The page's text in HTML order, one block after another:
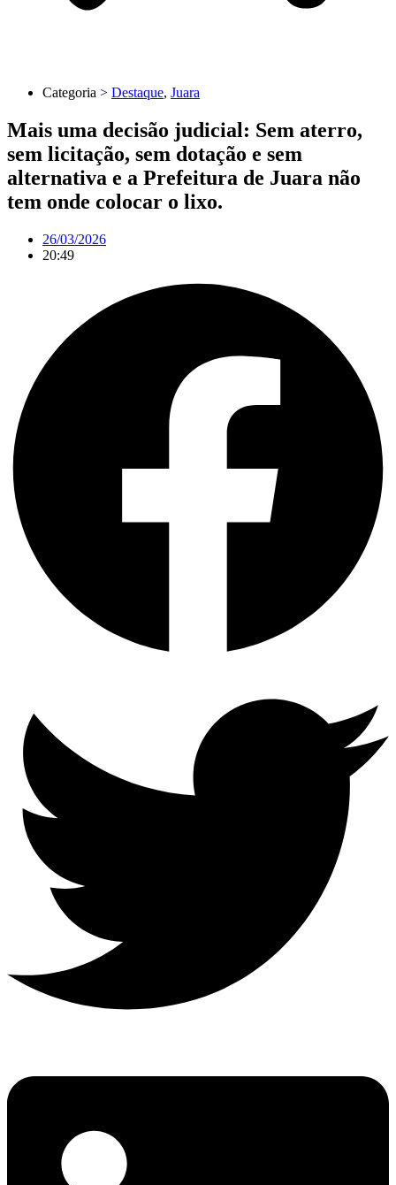
Categoria > Destaque, Juara
Mais uma decisão judicial: Sem aterro,
sem licitação, sem dotação e sem
alternativa e a Prefeitura de Juara não
tem onde colocar o lixo.
26/03/2026
20:49